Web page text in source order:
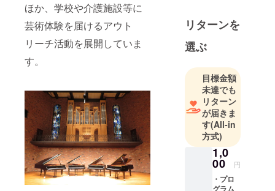
ほか、学校や介護施設等に
芸術体験を届けるアウト
リーチ活動を展開していま
す。
塚市内での
文化事業の
開催と、文
営を行って
います。
2019年4月に
設立25周年
を迎えまし
た。「文化
でつなぐ ひ
と こころ」
をキャッチ
リターンを
選ぶ
目標金額
未達でも
リターン
が届きま
す(All-in
方式)
1,0
00 円
・プロ
グラム